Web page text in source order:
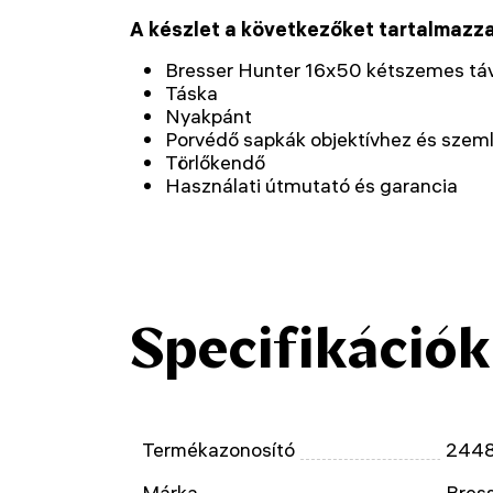
A készlet a következőket
Bresser Hunter 16x50 kétszemes
Táska
Nyakpánt
Porvédő sapkák objektívhez és
Törlőkendő
Használati útmutató és garancia
Specifikációk
Termékazonosító